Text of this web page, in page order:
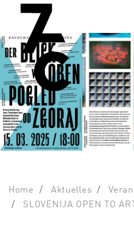
Home Aktuelles
SLOVENIJA OPEN TO ART